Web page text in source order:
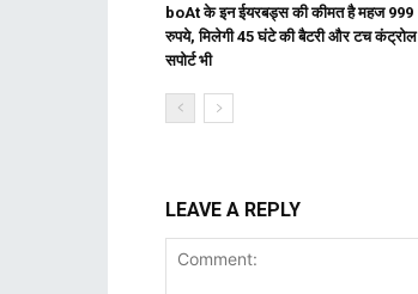
boAt के इन ईयरबड्स की कीमत है महज 999
रुपये, मिलेगी 45 घंटे की बैटरी और टच कंट्रोल
सपोर्ट भी
LEAVE A REPLY